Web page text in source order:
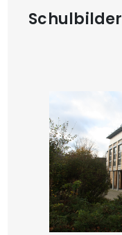
Schulbilder